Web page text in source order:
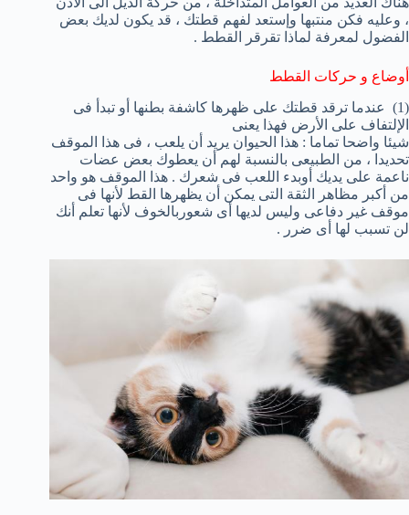
، وعليه فكن منتبها وإستعد لفهم قطتك ، قد يكون لديك بعض
الفضول لمعرفة لماذا تقرقر القطط .
أوضاع و حركات القطط
(1) عندما ترقد قطتك على ظهرها كاشفة بطنها أو تبدأ فى
الإلتفاف على الأرض فهذا يعنى
شيئا واضحا تماما : هذا الحيوان يريد أن يلعب ، فى هذا الموقف
تحديدا ، من الطبيعى بالنسبة لهم أن يعطوك بعض عضات
ناعمة على يديك أوبدء اللعب فى شعرك . هذا الموقف هو واحد
من أكبر مظاهر الثقة التى يمكن أن يظهرها القط لأنها فى
موقف غير دفاعى وليس لديها أى شعوربالخوف لأنها تعلم أنك
لن تسبب لها أى ضرر .